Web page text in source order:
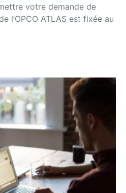
votre demande de
l’OPCO ATLAS est fixée au